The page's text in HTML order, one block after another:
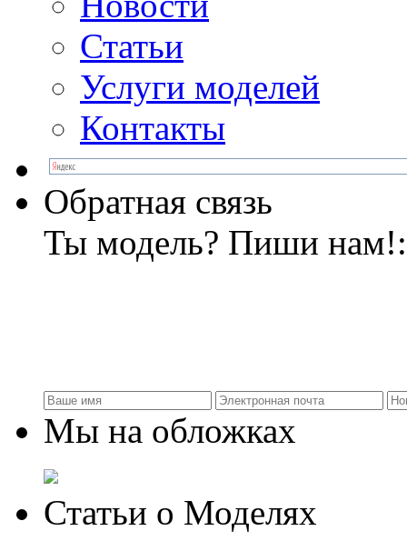
Статьи
Услуги моделей
Контакты
Обратная связь
Ты модель? Пиши нам!:
Мы на обложках
Статьи о Моделях